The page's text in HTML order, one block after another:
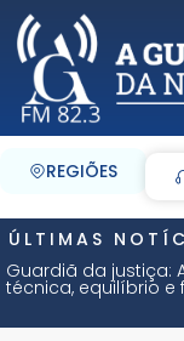
REGIÕES
ÚLTIMAS
Guardiã da justiça:
técnica, equilíbrio